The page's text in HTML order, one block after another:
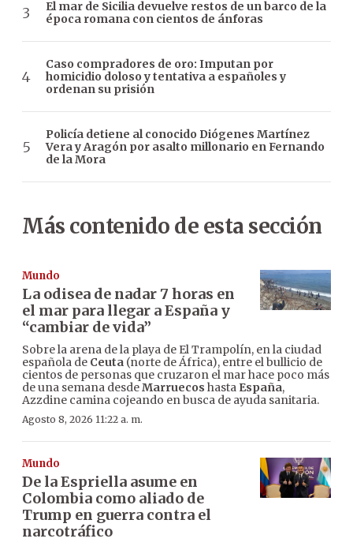
El mar de Sicilia devuelve restos de un barco de la
época romana con cientos de ánforas
Caso compradores de oro: Imputan por
homicidio doloso y tentativa a españoles y
ordenan su prisión
Policía detiene al conocido Diógenes Martínez
Vera y Aragón por asalto millonario en Fernando
de la Mora
Más contenido de esta sección
Mundo
La odisea de nadar 7 horas en
el mar para llegar a España y
“cambiar de vida”
Sobre la arena de la playa de El Trampolín, en la ciudad
española de Ceuta (norte de África), entre el bullicio de
cientos de personas que cruzaron el mar hace poco más
de una semana desdeMarruecos hasta España,
Azzdine camina cojeando en busca de ayuda sanitaria.
Agosto 8, 2026 11:22 a. m.
Mundo
De la Espriella asume en
Colombia como aliado de
Trump en guerra contra el
narcotráfico